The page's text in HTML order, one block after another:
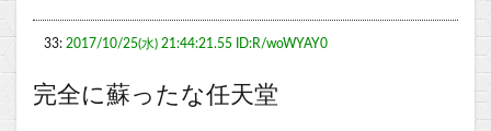
33: 2017/10/25(水) 21:44:21.55 ID:R/woWYAY0
完全に蘇ったな任天堂